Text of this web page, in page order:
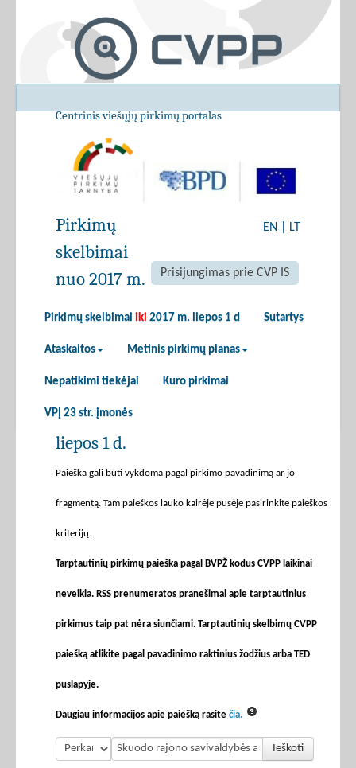
Centrinis viešųjų pirkimų portalas
EN LT
Prisijungimas prie CVP IS
Pirkimų skelbimai iki 2017 m. liepos 1 d Sutartys
Ataskaitos Metinis pirkimų planas
Nepatikimi tiekėjai Kuro pirkimai
VPĮ 23 str. įmonės
Pirkimų
skelbimai
nuo 2017 m.
liepos 1 d.
Paieška gali būti vykdoma pagal pirkimo pavadinimą ar jo
fragmentą. Tam paieškos lauko kairėje pusėje pasirinkite paieškos
kriterijų.
Tarptautinių pirkimų paieška pagal BVPŽ kodus CVPP laikinai
neveikia. RSS prenumeratos pranešimai apie tarptautinius
pirkimus taip pat nėra siunčiami. Tarptautinių skelbimų CVPP
paiešką atlikite pagal pavadinimo raktinius žodžius arba TED
puslapyje.
Daugiau informacijos apie paiešką rasite čia.
Ieškoti